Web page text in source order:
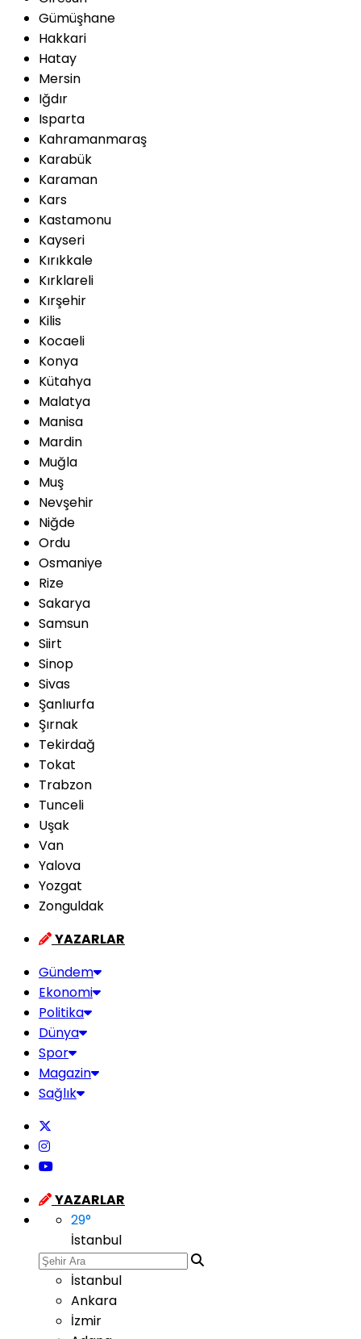
Gümüşhane
Hakkari
Hatay
Mersin
Iğdır
Isparta
Kahramanmaraş
Karabük
Karaman
Kars
Kastamonu
Kayseri
Kırıkkale
Kırklareli
Kırşehir
Kilis
Kocaeli
Konya
Kütahya
Malatya
Manisa
Mardin
Muğla
Muş
Nevşehir
Niğde
Ordu
Osmaniye
Rize
Sakarya
Samsun
Siirt
Sinop
Sivas
Şanlıurfa
Şırnak
Tekirdağ
Tokat
Trabzon
Tunceli
Uşak
Van
Yalova
Yozgat
Zonguldak
YAZARLAR
Gündem
Ekonomi
Politika
Dünya
Spor
Magazin
Sağlık
YAZARLAR
29°
İstanbul
İstanbul
Ankara
İzmir